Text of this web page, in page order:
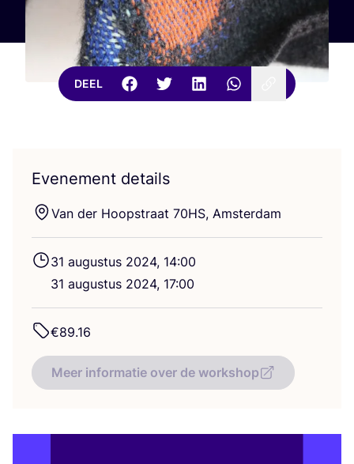
DEEL
Evenement details
Van der Hoop­straat 70HS, Amsterdam
31 augus­tus 2024, 14:00
31 augus­tus 2024, 17:00
€89.16
Meer informatie over de workshop